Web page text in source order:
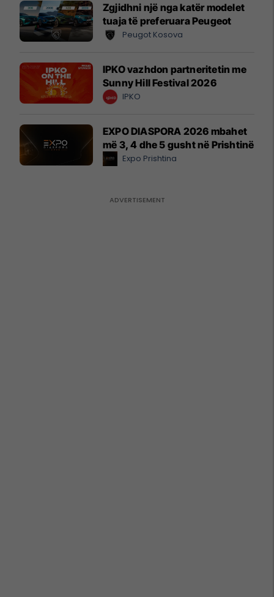
Zgjidhni një nga katër modelet
tuaja të preferuara Peugeot
Peugot Kosova
IPKO vazhdon partneritetin me
Sunny Hill Festival 2026
IPKO
EXPO DIASPORA 2026 mbahet
më 3, 4 dhe 5 gusht në Prishtinë
Expo Prishtina